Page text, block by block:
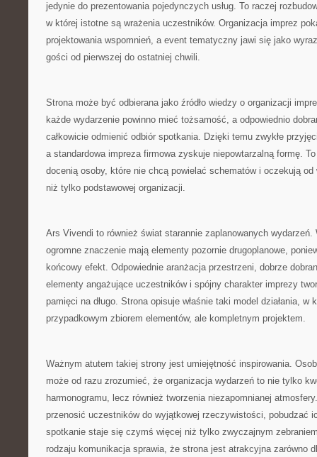
jedynie do prezentowania pojedynczych usług. To raczej
w której istotne są wrażenia uczestników. Organizacja imprez
projektowania wspomnień, a event tematyczny jawi się jako
gości od pierwszej do ostatniej chwili.
Strona może być odbierana jako źródło wiedzy o organizacji
każde wydarzenie powinno mieć tożsamość, a odpowiednio
całkowicie odmienić odbiór spotkania. Dzięki temu zwykłe
a standardowa impreza firmowa zyskuje niepowtarzalną formę.
docenią osoby, które nie chcą powielać schematów i oczekują
niż tylko podstawowej organizacji.
Ars Vivendi to również świat starannie zaplanowanych wydarzeń.
ogromne znaczenie mają elementy pozornie drugoplanowe,
końcowy efekt. Odpowiednie aranżacja przestrzeni, dobrze
elementy angażujące uczestników i spójny charakter imprezy
pamięci na długo. Strona opisuje właśnie taki model działania, w
przypadkowym zbiorem elementów, ale kompletnym projektem.
Ważnym atutem takiej strony jest umiejętność inspirowania.
może od razu zrozumieć, że organizacja wydarzeń to nie tylko
harmonogramu, lecz również tworzenia niezapomnianej
przenosić uczestników do wyjątkowej rzeczywistości, pobudzać
spotkanie staje się czymś więcej niż tylko zwyczajnym
rodzaju komunikacja sprawia, że strona jest atrakcyjna zarówno